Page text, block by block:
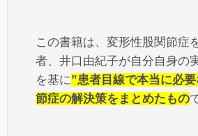
この書籍は、変形性股関節症
者、井口由紀子が自分自身の
を基に”患者目線で本当に必
節症の解決策をまとめたもの